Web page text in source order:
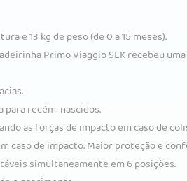
e 13 kg de peso (de 0 a 15 meses).
Primo Viaggio SLK recebeu
para recém-nascidos.
as forças de impacto em caso de
caso de impacto. Maior proteção e
​​simultaneamente em 6 posições.